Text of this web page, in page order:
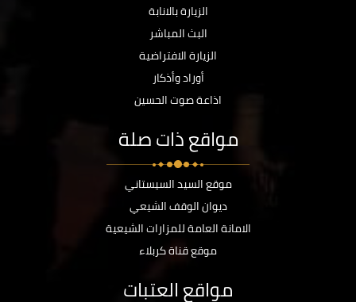
الزيارة بالانابة
البث المباشر
الزيارة الافتراضية
أوراد وأذكار
اذاعة صوت الحسين
مواقع ذات صلة
موقع السيد السيستاني
ديوان الوقف الشيعي
الامانة العامة للمزارات الشيعية
موقع قناة كربلاء
مواقع العتبات